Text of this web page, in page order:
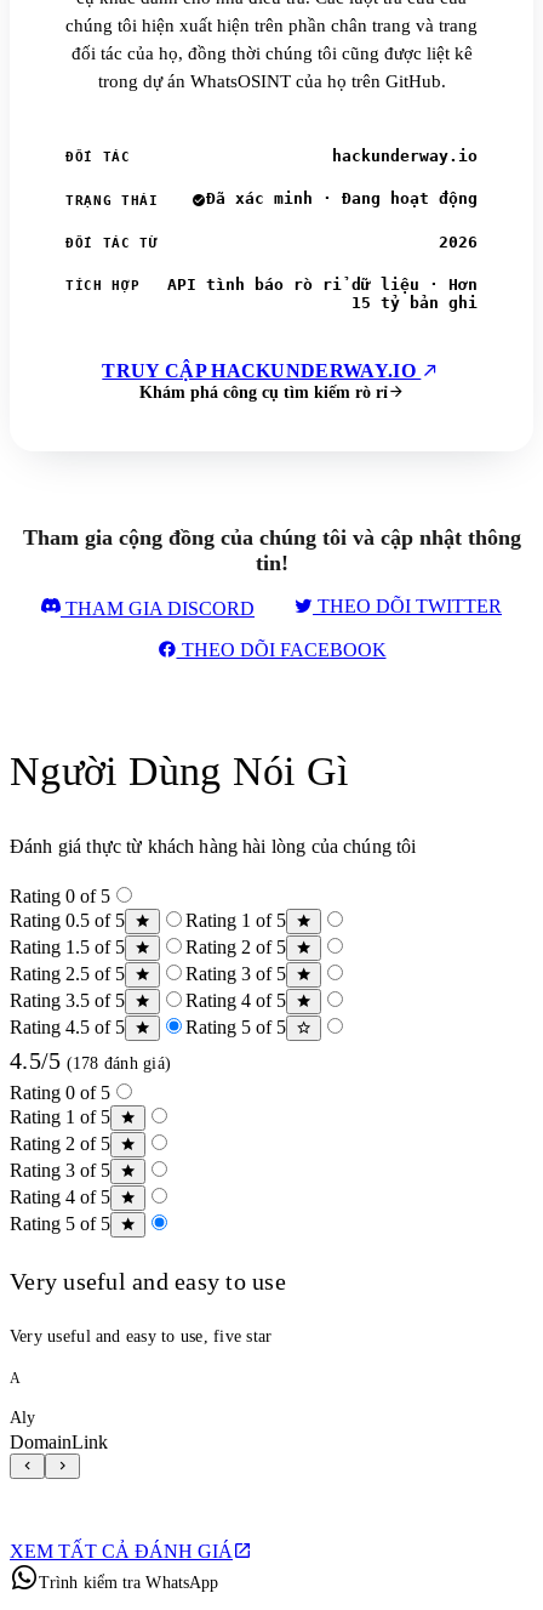
chúng tôi hiện xuất hiện trên phần chân trang và trang
đối tác của họ, đồng thời chúng tôi cũng được liệt kê
trong dự án WhatsOSINT của họ trên GitHub.
ĐỐI TÁC hackunderway.io
TRẠNG THÁI Đã xác minh · Đang hoạt động
ĐỐI TÁC TỪ 2026
TÍCH HỢP
API tình báo rò rỉ dữ liệu · Hơn
15 tỷ bản ghi
TRUY CẬP HACKUNDERWAY.IO
Khám phá công cụ tìm kiếm rò rỉ
Tham gia cộng đồng của chúng tôi và cập nhật thông
tin!
THAM GIA DISCORD THEO DÕI TWITTER
THEO DÕI FACEBOOK
Người Dùng Nói Gì
Đánh giá thực từ khách hàng hài lòng của chúng tôi
Rating 0 of 5
Rating 0.5 of 5
Rating 1 of 5
Rating 1.5 of 5
Rating 2 of 5
Rating 2.5 of 5
Rating 3 of 5
Rating 3.5 of 5
Rating 4 of 5
Rating 4.5 of 5
Rating 5 of 5
4.5/5 (178 đánh giá)
Rating 0 of 5
Rating 1 of 5
Rating 2 of 5
Rating 3 of 5
Rating 4 of 5
Rating 5 of 5
Very useful and easy to use
Very useful and easy to use, five star
A
Aly
DomainLink
XEM TẤT CẢ ĐÁNH GIÁ
Trình kiểm tra WhatsApp